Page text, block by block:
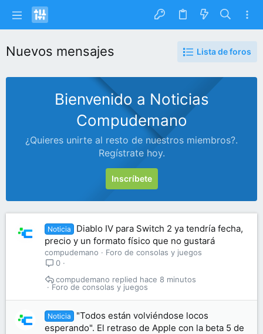
Nuevos mensajes Lista de foros
Bienvenido a Noticias
Compudemano
¿Quieres unirte al resto de nuestros miembros?.
Regístrate hoy.
Inscríbete
Noticia
Diablo IV para Switch 2 ya tendría fecha,
precio y un formato físico que no gustará
compudemano
Foro de consolas y juegos
0
Foro de consolas y juegos
hace 8 minutos
compudemano
Noticia
"Todos están volviéndose locos
esperando". El retraso de Apple con la beta 5 de